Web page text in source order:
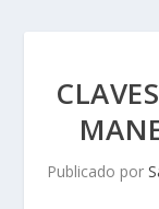
Publicado por